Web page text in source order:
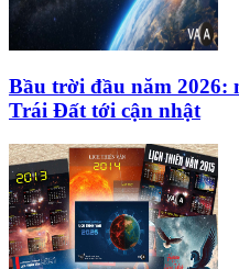
Bầu trời đầu năm 2026:
Trái Đất tới cận nhật